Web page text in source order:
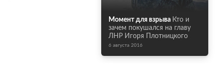
Момент для взрыва Кто и
зачем покушался на главу
ЛНР Игоря Плотницкого
6 августа 2016